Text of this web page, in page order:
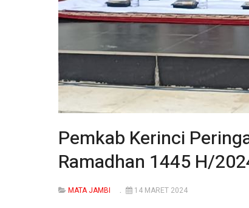
Pemkab Kerinci
Ramadhan 1445 H/
MATA JAMBI 14 MARET 2024